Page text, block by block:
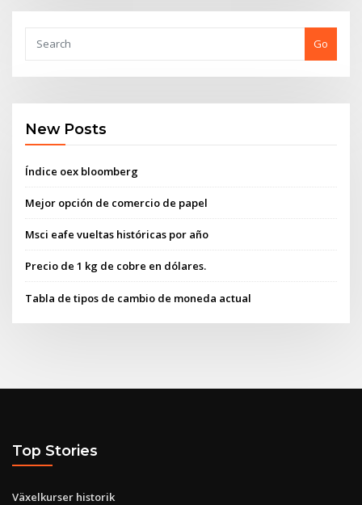
Go
New Posts
Índice oex bloomberg
Mejor opción de comercio de papel
Msci eafe vueltas históricas por año
Precio de 1 kg de cobre en dólares.
Tabla de tipos de cambio de moneda actual
Top Stories
Växelkurser historik